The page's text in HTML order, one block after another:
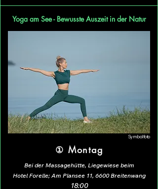
Yoga am See - Bewusste Auszeit in der Natur
Symbolfoto
① Montag
Bei der Massagehütte, Liegewiese beim
Hotel Forelle; Am Plansee 11, 6600 Breitenwang
18:00